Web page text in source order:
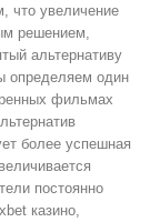
что увеличение
решением,
альтернативу
определяем один
фильмах
более успешная
постоянно
казино,